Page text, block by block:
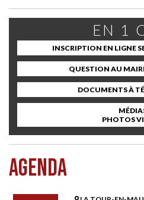
EN 1
INSCRIPTION EN LIGNE
QUESTION AU
DOCUMENTS À
PHOTOS
AGENDA